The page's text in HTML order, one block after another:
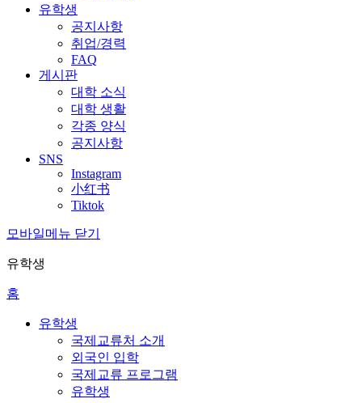
유학생
공지사항
취업/경력
FAQ
게시판
대학 소식
대학 생활
각종 양식
공지사항
SNS
Instagram
小红书
Tiktok
모바일메뉴 닫기
유학생
홈
유학생
국제교류처 소개
외국인 입학
국제교류 프로그램
유학생